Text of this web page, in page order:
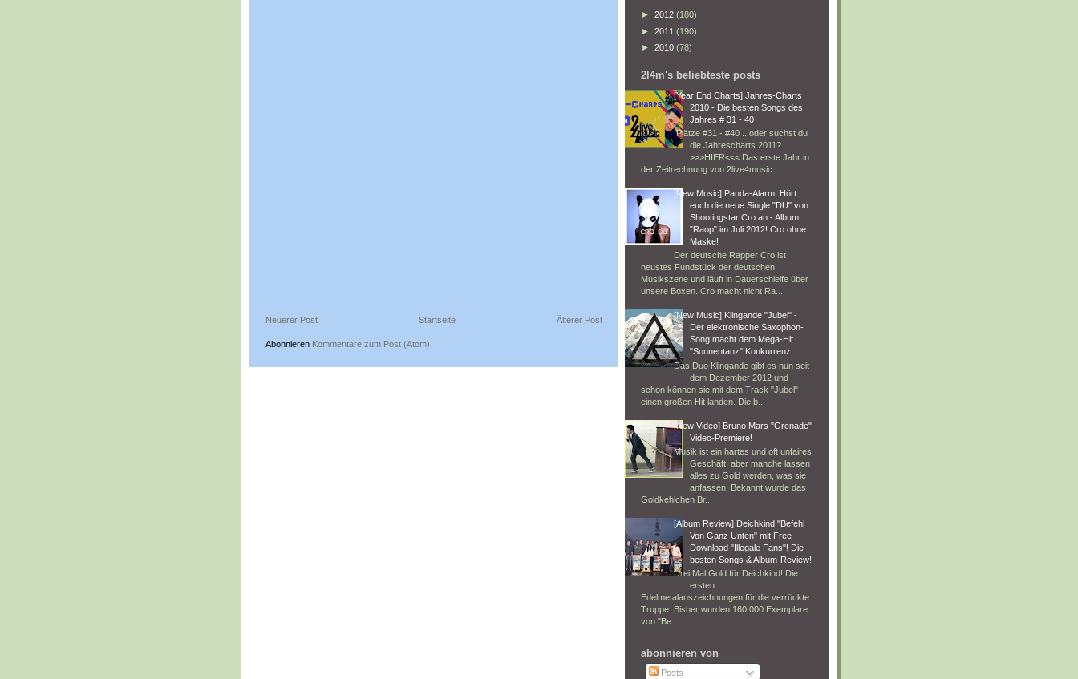
Neuerer Post Älterer Post
Startseite
Abonnieren Kommentare zum Post (Atom)
► 2012 (180)
► 2011 (190)
► 2010 (78)
2l4m's beliebteste posts
[Year End Charts] Jahres-Charts
2010 - Die besten Songs des
Jahres # 31 - 40
Plätze #31 - #40 ...oder suchst du
die Jahrescharts 2011?
>>>HIER<<< Das erste Jahr in
der Zeitrechnung von 2live4music...
[New Music] Panda-Alarm! Hört
euch die neue Single "DU" von
Shootingstar Cro an - Album
"Raop" im Juli 2012! Cro ohne
Maske!
Der deutsche Rapper Cro ist
neustes Fundstück der deutschen
Musikszene und läuft in Dauerschleife über
unsere Boxen. Cro macht nicht Ra...
[New Music] Klingande "Jubel" -
Der elektronische Saxophon-
Song macht dem Mega-Hit
"Sonnentanz" Konkurrenz!
Das Duo Klingande gibt es nun seit
dem Dezember 2012 und
schon können sie mit dem Track "Jubel"
einen großen Hit landen. Die b...
[New Video] Bruno Mars "Grenade"
Video-Premiere!
Musik ist ein hartes und oft unfaires
Geschäft, aber manche lassen
alles zu Gold werden, was sie
anfassen. Bekannt wurde das
Goldkehlchen Br...
[Album Review] Deichkind "Befehl
Von Ganz Unten" mit Free
Download "Illegale Fans"! Die
besten Songs & Album-Review!
Drei Mal Gold für Deichkind! Die
ersten
Edelmetalauszeichnungen für die verrückte
Truppe. Bisher wurden 160.000 Exemplare
von "Be...
abonnieren von
Posts